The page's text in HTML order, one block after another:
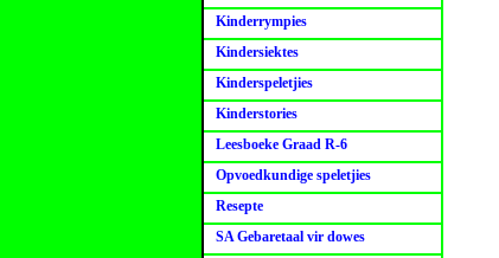
Kinderrympies
Kindersiektes
Kinderspeletjies
Kinderstories
Leesboeke Graad R-6
Opvoedkundige speletjies
Resepte
SA Gebaretaal vir dowes